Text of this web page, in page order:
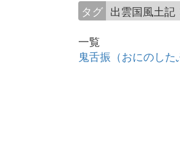
タグ 出雲国風土記
一覧
鬼舌振（おにのした